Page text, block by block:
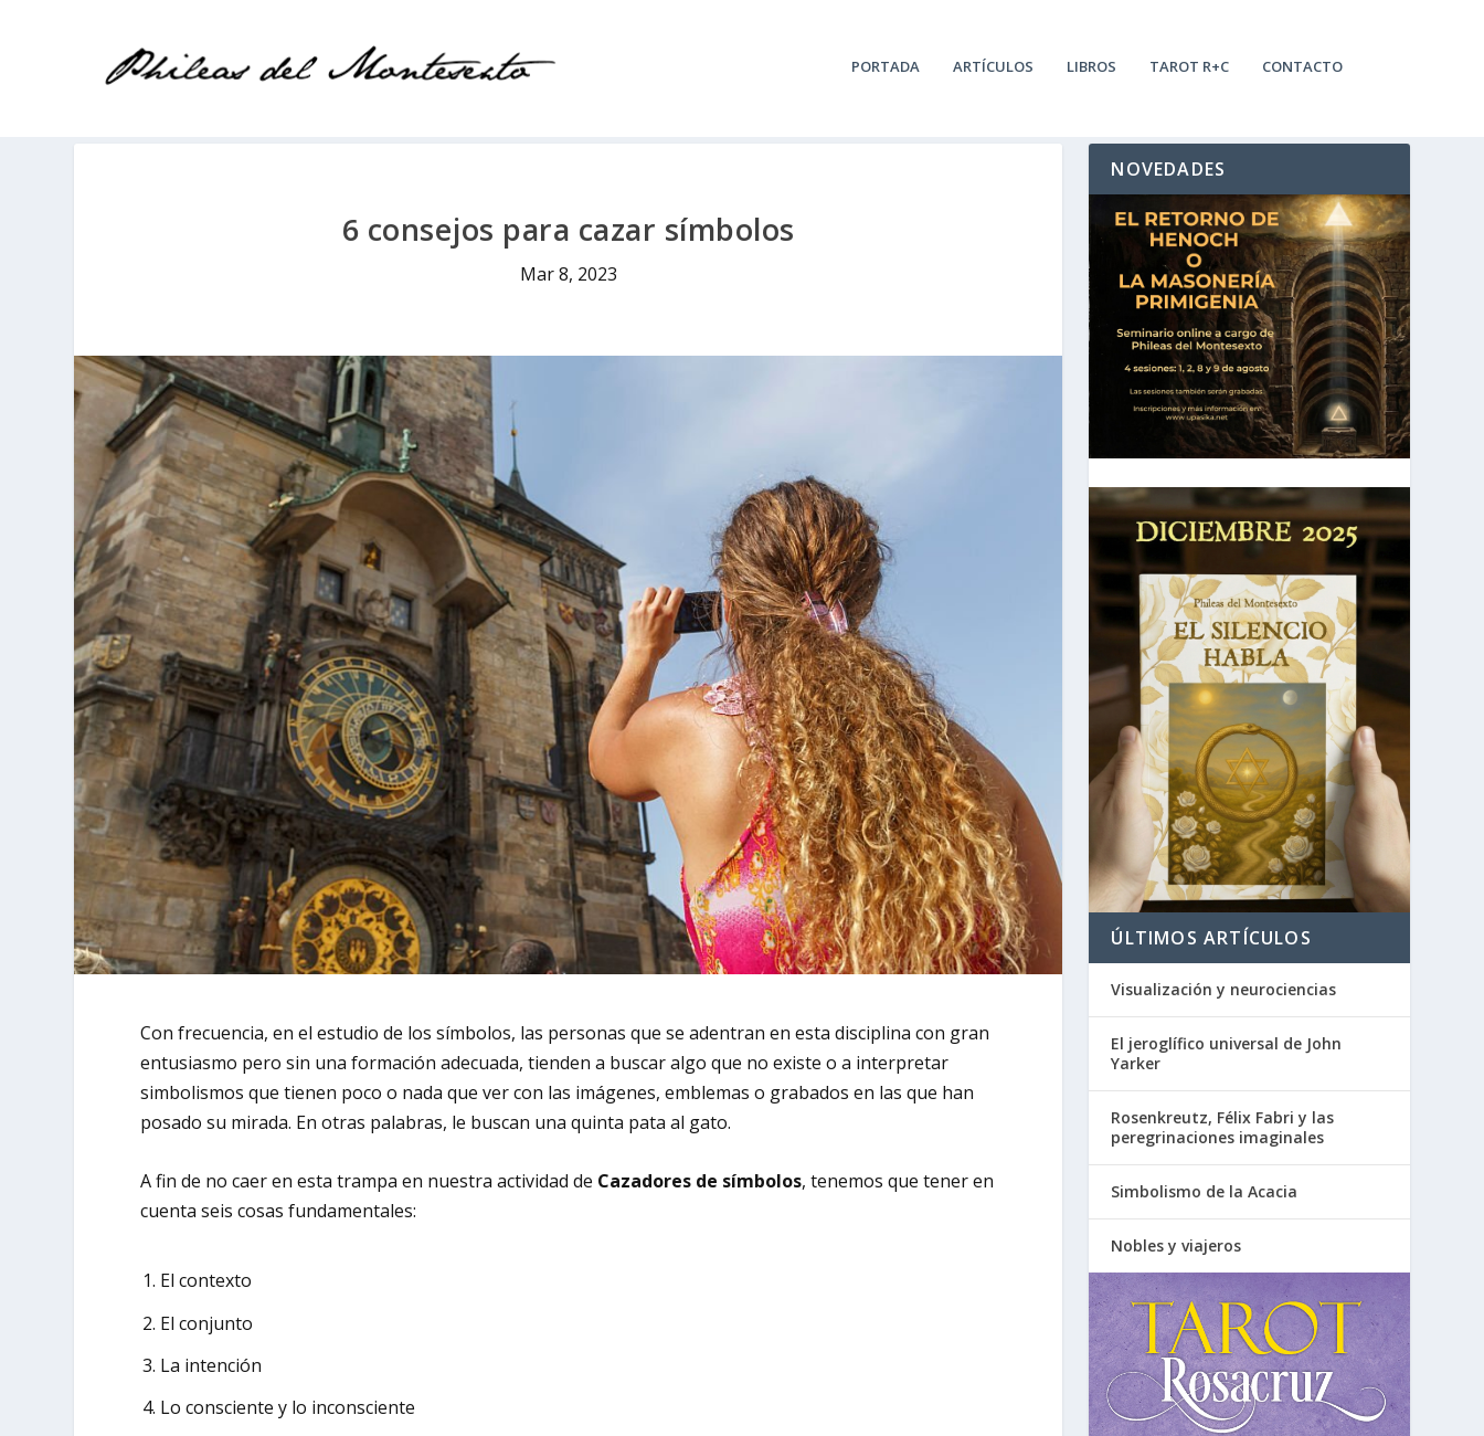
PORTADA ARTÍCULOS LIBROS TAROT R+C CONTACTO
6 consejos para cazar símbolos
Mar 8, 2023
Con frecuencia, en el estudio de los símbolos, las personas que se adentran en esta disciplina con gran
entusiasmo pero sin una formación adecuada, tienden a buscar algo que no existe o a interpretar
simbolismos que tienen poco o nada que ver con las imágenes, emblemas o grabados en las que han
posado su mirada. En otras palabras, le buscan una quinta pata al gato.
A fin de no caer en esta trampa en nuestra actividad de Cazadores de símbolos, tenemos que tener en
cuenta seis cosas fundamentales:
El contexto
El conjunto
La intención
Lo consciente y lo inconsciente
NOVEDADES
ÚLTIMOS ARTÍCULOS
Visualización y neurociencias
El jeroglífico universal de John
Yarker
Rosenkreutz, Félix Fabri y las
peregrinaciones imaginales
Simbolismo de la Acacia
Nobles y viajeros